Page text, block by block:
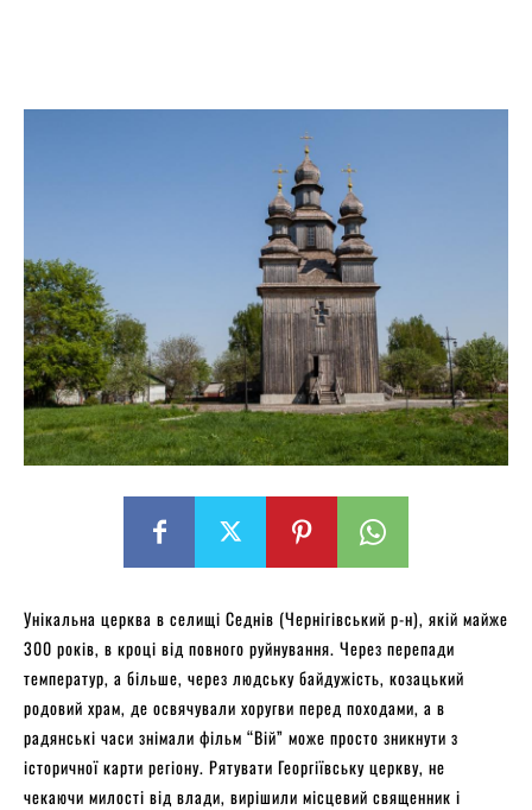
Унікальна церква в селищі Седнів (Чернігівський р-н), якій майже
300 років, в кроці від повного руйнування. Через перепади
температур, а більше, через людську байдужість, козацький
родовий храм, де освячували хоругви перед походами, а в
радянські часи знімали фільм “Вій” може просто зникнути з
історичної карти регіону. Рятувати Георгіївську церкву, не
чекаючи милості від влади, вирішили місцевий священник і